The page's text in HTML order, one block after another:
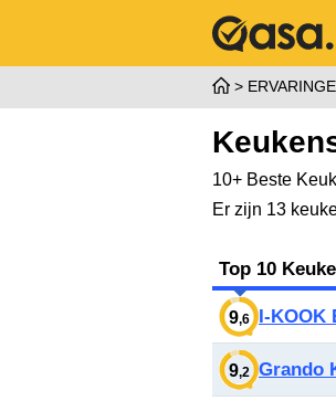
10+ Beste
Er zijn 13
Top 10
9,6 I-KOOK
9,2 Grando